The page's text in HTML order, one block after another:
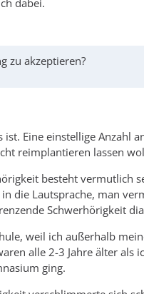
dabei.
zu akzeptieren?
Eine einstellige Anzahl
reimplantieren lassen
besteht vermutlich
die Lautsprache, man
Schwerhörigkeit
weil ich außerhalb
alle 2-3 Jahre älter
ging.